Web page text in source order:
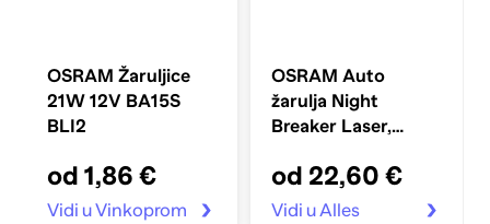
OSRAM Žaruljice
21W 12V BA15S
BLI2
od 1,86 €
Vidi u Vinkoprom
OSRAM Auto
žarulja Night
Breaker Laser,
od 22,60 €
Vidi u Alles